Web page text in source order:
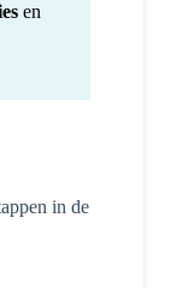
en
in de